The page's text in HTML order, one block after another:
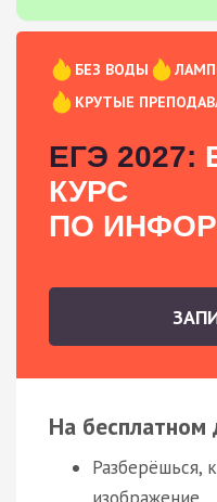
БЕЗ ВОДЫ
КРУТЫЕ
ЕГЭ 2027:
КУРС
ПО
На
Разберёшься,